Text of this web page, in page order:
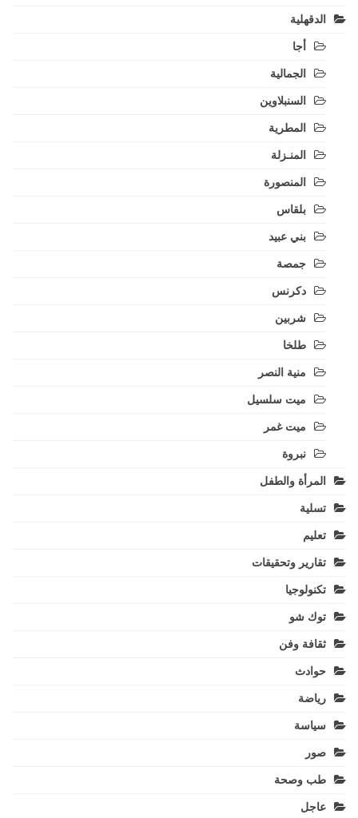
الدقهلية
أجا
الجمالية
السنبلاوين
المطرية
المنـزلة
المنصورة
بلقاس
بني عبيد
جمصة
دكرنس
شربين
طلخا
منية النصر
ميت سلسيل
ميت غمر
نبروة
المرأة والطفل
تسلية
تعليم
تقارير وتحقيقات
تكنولوجيا
توك شو
ثقافة وفن
حوادث
رياضة
سياسة
صور
طب وصحة
عاجل